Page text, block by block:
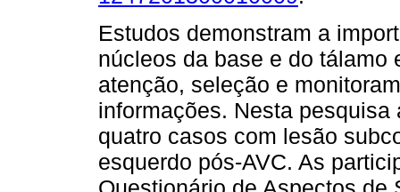
Estudos demonstram a
núcleos da base e do tálamo
atenção, seleção e
informações. Nesta pesquisa
quatro casos com lesão
esquerdo pós-AVC. As